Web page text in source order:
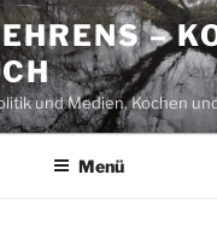
–
und Medien, Kochen
Menü